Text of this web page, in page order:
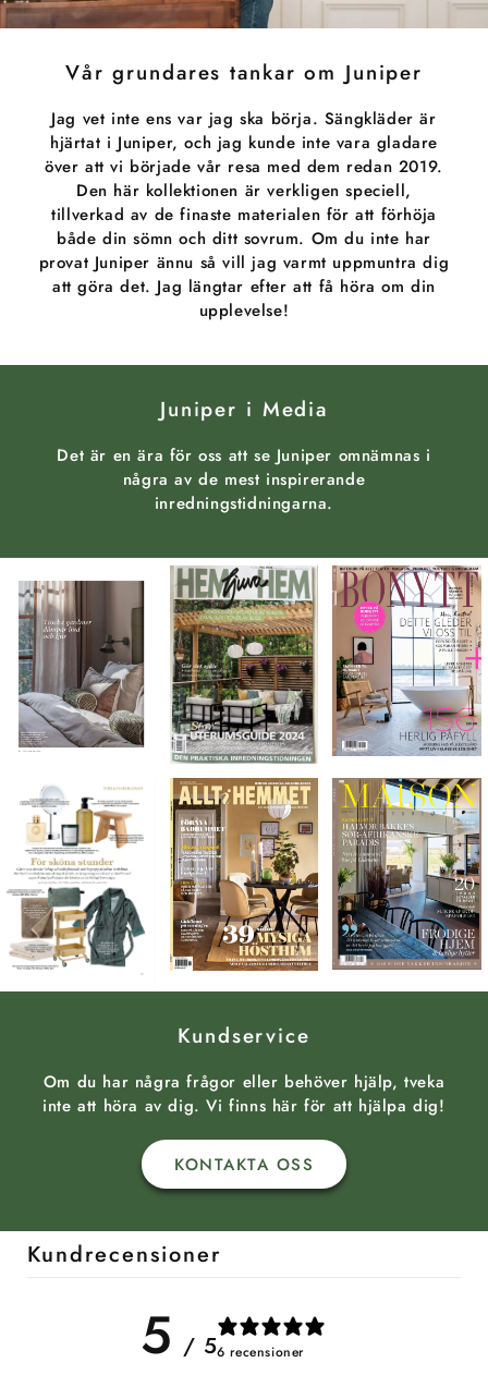
Vår grundares tankar om Juniper
Jag vet inte ens var jag ska börja. Sängkläder är
hjärtat i Juniper, och jag kunde inte vara gladare
över att vi började vår resa med dem redan 2019.
Den här kollektionen är verkligen speciell,
tillverkad av de finaste materialen för att förhöja
både din sömn och ditt sovrum. Om du inte har
provat Juniper ännu så vill jag varmt uppmuntra dig
att göra det. Jag längtar efter att få höra om din
upplevelse!
Juniper i Media
Det är en ära för oss att se Juniper omnämnas i
några av de mest inspirerande
inredningstidningarna.
Kundservice
Om du har några frågor eller behöver hjälp, tveka
inte att höra av dig. Vi finns här för att hjälpa dig!
KONTAKTA OSS
Kundrecensioner
5 / 56 recensioner